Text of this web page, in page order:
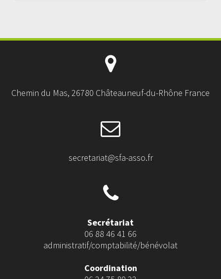
Chemin du Mas, 26780 Châteauneuf-du-Rhône France
secretariat@sfa-asso.fr
Secrétariat
06 88 46 41 66
administratif/comptabilité/bénévolat
Coordination